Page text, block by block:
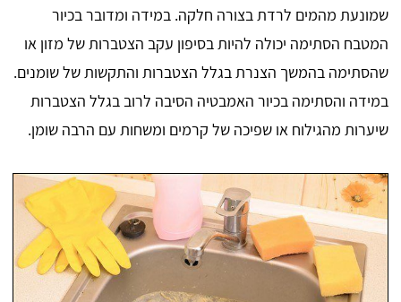
שמונעת מהמים לרדת בצורה חלקה. במידה ומדובר בכיור
המטבח הסתימה יכולה להיות בסיפון עקב הצטברות של מזון או
שהסתימה בהמשך הצנרת בגלל הצטברות והתקשות של שומנים.
במידה והסתימה בכיור האמבטיה הסיבה לרוב בגלל הצטברות
שיערות מהגילוח או שפיכה של קרמים ומשחות עם הרבה שומן.